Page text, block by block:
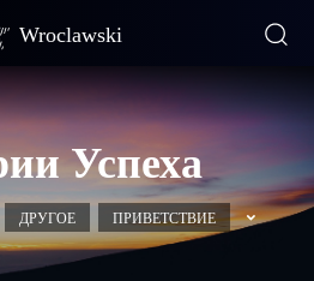
Wroclawski
Успеха
ДРУГОЕ ПРИВЕТСТВИЕ